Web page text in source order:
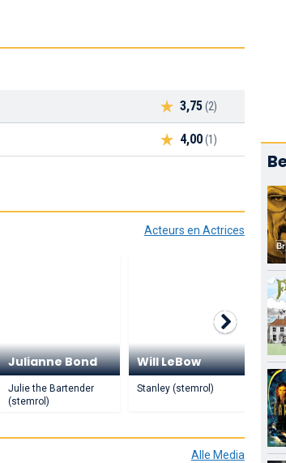
3,75(2)
4,00(1)
Acteurs en Actrices
Julianne Bond
Julie the Bartender
(stemrol)
Will LeBow
Stanley (stemrol)
Alle Media